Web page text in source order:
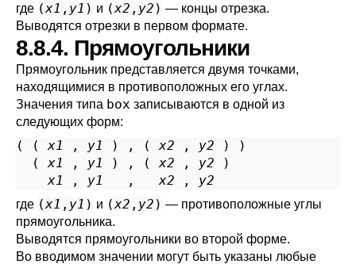
где (x1 , y1 ) и (x2 , y2 ) — концы отрезка.
Выводятся отрезки в первом формате.
8.8.4. Прямоугольники
Прямоугольник представляется двумя точками,
находящимися в противоположных его углах.
Значения типа box записываются в одной из
следующих форм:
( ( x1 , y1 ) , ( x2 , y2 ) )
  (
x1 , y1 ) , ( x2 , y2 )
x1
, y1
   ,
x2 , y2
где (x1 , y1 ) и (x2 , y2 ) — противоположные углы
прямоугольника.
Выводятся прямоугольники во второй форме.
Во вводимом значении могут быть указаны любые